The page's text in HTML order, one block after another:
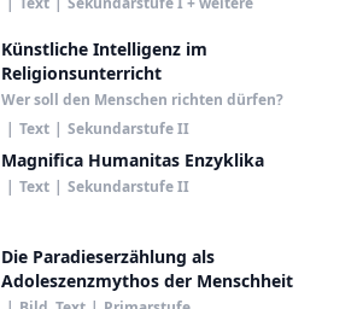
Künstliche Intelligenz im
Religionsunterricht
Wer soll den Menschen richten dürfen?
| Text | Sekundarstufe II
Magnifica Humanitas Enzyklika
| Text | Sekundarstufe II
Die Paradieserzählung als
Adoleszenzmythos der Menschheit